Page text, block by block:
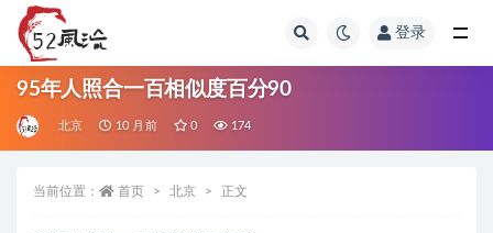
登录
95年人照合一百相似度百分90
北京 10 月前 0 174
当前位置： 首页 北京 正文